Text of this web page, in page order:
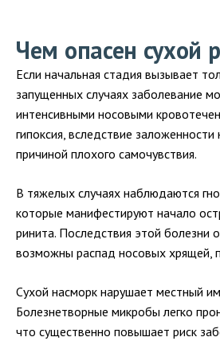
Чем опасен сухой
Если начальная стадия вызывает
запущенных случаях заболевание
интенсивными носовыми
гипоксия, вследствие заложенности
причиной плохого самочувствия.
В тяжелых случаях наблюдаются
которые манифестируют начало
ринита. Последствия этой болезни
возможны распад носовых хрящей,
Сухой насморк нарушает местный
Болезнетворные микробы легко
что существенно повышает риск